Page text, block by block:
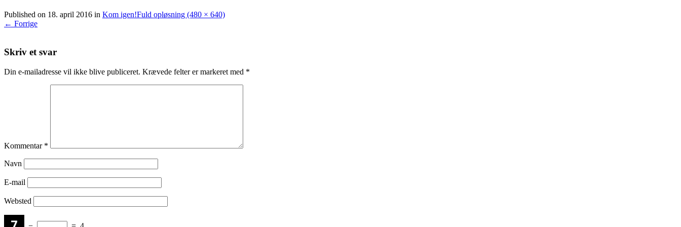
Published on 18. april 2016 in Kom igen!Fuld opløsning (480 × 640)
← Forrige
Skriv et svar
Din e-mailadresse vil ikke blive publiceret. Krævede felter er markeret med *
Kommentar *
Navn
E-mail
Websted